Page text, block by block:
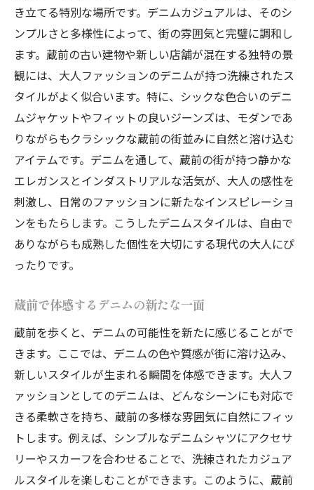
き立てる特別な場所です。デニムカジュアルは、そのシ
ンプルさと多様性によって、街の雰囲気と完璧に調和し
ます。蔵前の古い建物や新しい店舗が混在する独特の景
観には、大人ファッションのデニムが持つ洗練されたス
タイルがよく似合います。特に、シックな色合いのデニ
ムジャケットやフィットの良いジーンズは、モダンであ
りながらもクラシックな蔵前の街並みに自然と溶け込む
アイテムです。デニムを通して、蔵前の街が持つ静かな
エレガンスとインダストリアルな活気が、大人の感性を
刺激し、日常のファッションに新たなインスピレーショ
ンをもたらします。こうしたデニムスタイルは、自由で
ありながらも成熟した個性を大切にする現代の大人にぴ
ったりです。
蔵前で体感するデニムの新たな一面
蔵前を歩くと、デニムの可能性を新たに感じることがで
きます。ここでは、デニムの色や質感が街に溶け込み、
新しいスタイルが生まれる瞬間を体感できます。大人フ
ァッションとしてのデニムは、どんなシーンにも対応で
きる柔軟さを持ち、蔵前の多様な雰囲気に自然にフィッ
トします。例えば、シンプルなデニムシャツにアクセサ
リーやスカーフを合わせることで、洗練されたカジュア
ルスタイルを楽しむことができます。このように、蔵前